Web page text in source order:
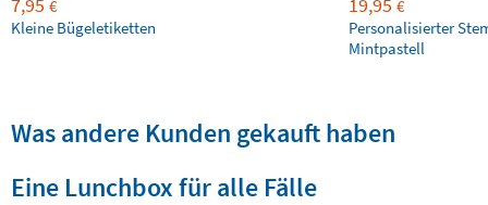
€
Kleine Bügeletiketten
€
Personalisierter
Mintpastell
Was andere Kunden gekauft haben
Eine Lunchbox für alle Fälle